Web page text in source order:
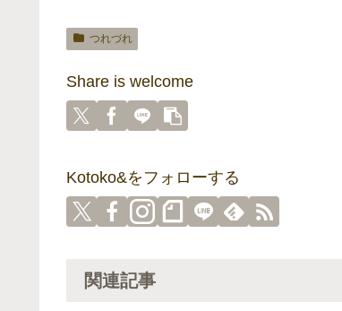
つれづれ
Share is welcome
Kotoko&をフォローする
関連記事